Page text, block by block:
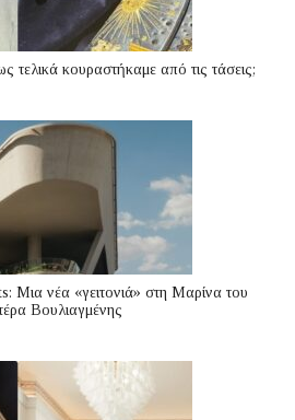
κουραστήκαμε από τις τάσεις;
Μια νέα «γειτονιά» στη Μαρίνα του
Βουλιαγμένης